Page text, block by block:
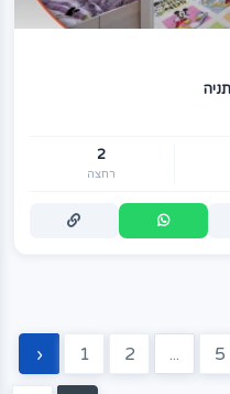
2
רחצה
‹ 1 2 ... 5